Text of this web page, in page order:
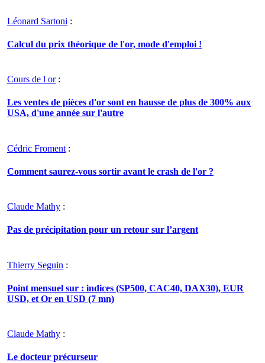
Léonard Sartoni :
Calcul du prix théorique de l'or, mode d'emploi !
Cours de l or:
Les ventes de pièces d'or sont en hausse de plus de 300% aux
USA, d'une année sur l'autre
Cédric Froment :
Comment saurez-vous sortir avant le crash de l'or ?
Claude Mathy :
Pas de précipitation pour un retour sur l’argent
Thierry Seguin :
Point mensuel sur : indices (SP500, CAC40, DAX30), EUR
USD, et Or en USD (7 mn)
Claude Mathy :
Le docteur précurseur